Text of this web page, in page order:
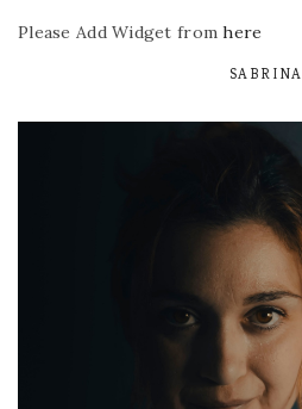
Please Add Widget fromhere
SABRINA